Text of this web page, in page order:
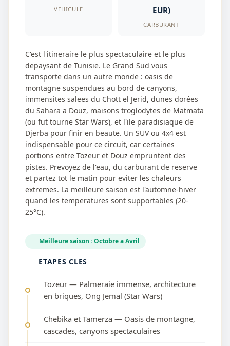
VEHICULE EUR)
CARBURANT
C'est l'itineraire le plus spectaculaire et le plus
depaysant de Tunisie. Le Grand Sud vous
transporte dans un autre monde : oasis de
montagne suspendues au bord de canyons,
immensites salees du Chott el Jerid, dunes dorées
du Sahara a Douz, maisons troglodytes de Matmata
(ou fut tourne Star Wars), et l'ile paradisiaque de
Djerba pour finir en beaute. Un SUV ou 4x4 est
indispensable pour ce circuit, car certaines
portions entre Tozeur et Douz empruntent des
pistes. Prevoyez de l'eau, du carburant de reserve
et partez tot le matin pour eviter les chaleurs
extremes. La meilleure saison est l'automne-hiver
quand les temperatures sont supportables (20-
25°C).
Meilleure saison : Octobre a Avril
ETAPES CLES
Tozeur — Palmeraie immense, architecture
en briques, Ong Jemal (Star Wars)
Chebika et Tamerza — Oasis de montagne,
cascades, canyons spectaculaires